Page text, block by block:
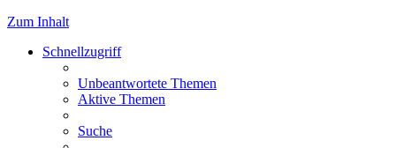
Zum Inhalt
Schnellzugriff
Unbeantwortete Themen
Aktive Themen
Suche